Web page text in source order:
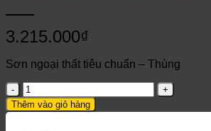
3.215.000₫
Sơn ngoại thất tiêu chuẩn – Thùng
NP
SUPER
MATEX
Thêm vào giỏ hàng